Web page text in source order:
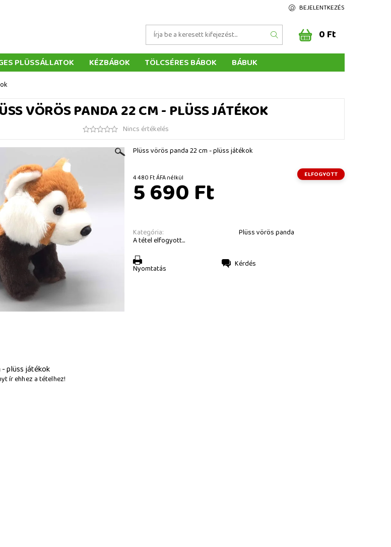
BEJELENTKEZÉS
0 Ft
PLÜSSÁLLATOK KÉZBÁBOK TÖLCSÉRES BÁBOK
BÁBUK
VÖRÖS PANDA 22 CM - PLÜSS JÁTÉKOK
Nincs értékelés
Plüss vörös panda 22 cm - plüss játékok
4 480 Ft ÁFA nélkül ELFOGYOTT
5 690 Ft
Kategória: Plüss vörös panda
A tétel elfogyott...
Nyomtatás Kérdés
plüss játékok
ír ehhez a tételhez!